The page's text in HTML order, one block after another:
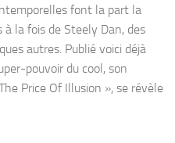
font la part la
à la fois de Steely Dan, des
autres. Publié voici déjà
pouvoir du cool, son
Price Of Illusion », se révèle